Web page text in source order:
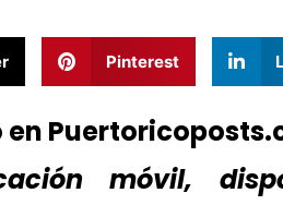
Pinterest
móvil,